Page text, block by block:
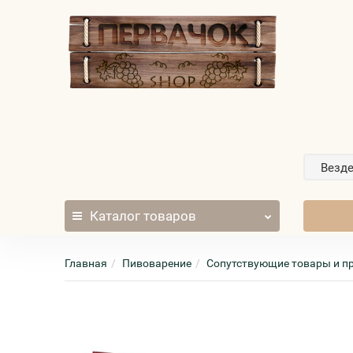
Везде
Каталог товаров
Главная Пивоварение Сопутствующие товары и